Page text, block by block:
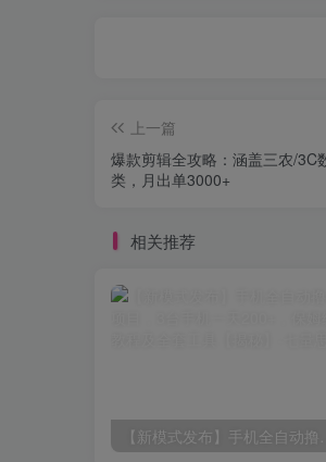
上一篇
爆款剪辑全攻略：涵盖三农/3C
类，月出单3000+
相关推荐
【新模式发布】手机